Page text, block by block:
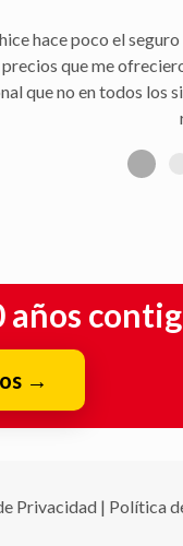
para la
y rapidez en
años
→
Privacidad | Política